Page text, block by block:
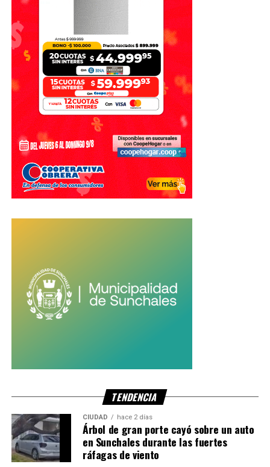
Los otros productos premiados en
Caminos y Sabores 2026
Yerba mate con palo:
Miel de abeja:Praderas Neuquinas.
Queso de vaca semiduro:
Juan).
Eternal (Potrero de los Funes, San
Estos reconocimientos buscan destacar la calidad y el
trabajo de los productores de las distintas economías
regionales del país.
TENDENCIA
CIUDAD hace 2 días
Árbol de gran porte cayó sobre un auto
en Sunchales durante las fuertes
ráfagas de viento